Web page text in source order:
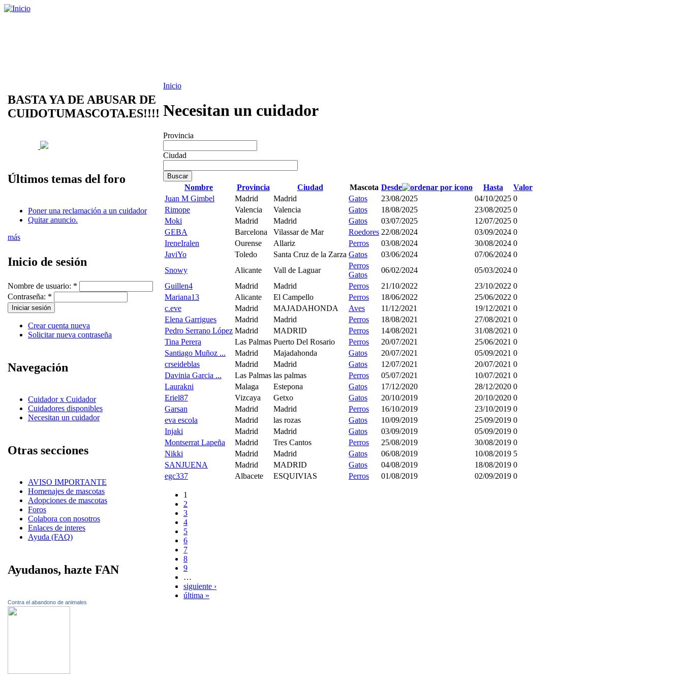
BASTA YA DE ABUSAR DE
CUIDOTUMASCOTA.ES!!!!
Últimos temas del foro
Poner una reclamación a un cuidador
Quitar anuncio.
más
Inicio de sesión
Nombre de usuario: *
Contraseña: *
Crear cuenta nueva
Solicitar nueva contraseña
Navegación
Cuidador x Cuidador
Cuidadores disponibles
Necesitan un cuidador
Otras secciones
AVISO IMPORTANTE
Homenajes de mascotas
Adopciones de mascotas
Foros
Colabora con nosotros
Enlaces de interes
Ayuda (FAQ)
Ayudanos, hazte FAN
Contra el abandono de animales
Inicio
Necesitan un cuidador
Provincia
Ciudad
Nombre Provincia Ciudad Mascota Desde Hasta
Valor
Juan M Gimbel
Madrid Madrid Gatos 23/08/2025 04/10/2025 0
Rimope
Valencia Valencia Gatos 18/08/2025 23/08/2025 0
Moki
Madrid Madrid Gatos 03/07/2025 12/07/2025 0
GEBA
Barcelona Vilassar de Mar Roedores 22/08/2024 03/09/2024 0
IreneIralen
Ourense Allariz Perros 03/08/2024 30/08/2024 0
JaviYo
Toledo Santa Cruz de la Zarza Gatos 03/06/2024 07/06/2024 0
Snowy
Alicante Vall de Laguar
Perros
Gatos
06/02/2024 05/03/2024 0
Guillen4
Madrid Madrid Perros 21/10/2022 23/10/2022 0
Mariana13
Alicante El Campello Perros 18/06/2022 25/06/2022 0
c.eve
Madrid MAJADAHONDA Aves 11/12/2021 19/12/2021 0
Elena Garrigues
Madrid Madrid Perros 18/08/2021 27/08/2021 0
Pedro Serrano López Madrid MADRID Perros 14/08/2021 31/08/2021 0
Tina Perera
Las Palmas Puerto Del Rosario Perros 20/07/2021 25/06/2021 0
Santiago Muñoz ...
Madrid Majadahonda Gatos 20/07/2021 05/09/2021 0
crseideblas
Madrid Madrid Gatos 12/07/2021 20/07/2021 0
Davinia Garcia ...
Las Palmas las palmas Perros 05/07/2021 10/07/2021 0
Laurakni
Malaga Estepona Gatos 17/12/2020 28/12/2020 0
Eriel87
Vizcaya Getxo Gatos 20/10/2019 20/10/2020 0
Garsan
Madrid Madrid Perros 16/10/2019 23/10/2019 0
eva escola
Madrid las rozas Gatos 10/09/2019 25/09/2019 0
Injaki
Madrid Madrid Gatos 03/09/2019 05/09/2019 0
Montserrat Lapeña
Madrid Tres Cantos Perros 25/08/2019 30/08/2019 0
Nikki
Madrid Madrid Gatos 06/08/2019 10/08/2019 5
SANJUENA
Madrid MADRID Gatos 04/08/2019 18/08/2019 0
egc337
Albacete ESQUIVIAS Perros 01/08/2019 02/09/2019 0
1
2
3
4
5
6
7
8
9
…
siguiente ›
última »